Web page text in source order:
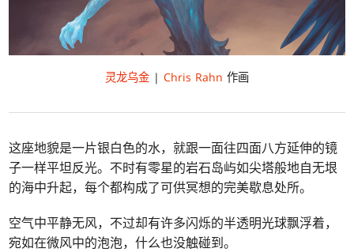
灵龙乌金 | Chris Rahn 作画
这座地貌是一片银白色的水，就跟一面往四面八方延伸的镜
子一样平坦反光。不时有零星的岩石岛屿如尖塔般地自无垠
的海中升起，每个都构成了可供冥想的完美歇息处所。
空气中平静无风，不过却有许多闪烁的半透明光球飘浮着，
宛如在微风中的泡泡，什么也没触碰到。